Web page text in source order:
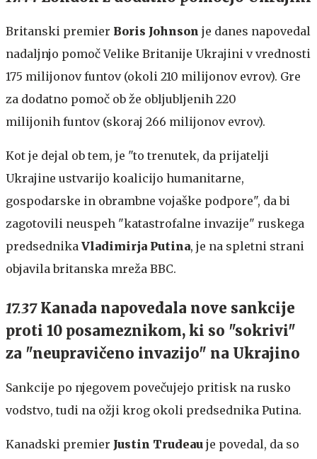
Britanski premier Boris Johnson je danes napovedal
nadaljnjo pomoč Velike Britanije Ukrajini v vrednosti
175 milijonov funtov (okoli 210 milijonov evrov). Gre
za dodatno pomoč ob že obljubljenih 220
milijonih funtov (skoraj 266 milijonov evrov).
Kot je dejal ob tem, je "to trenutek, da prijatelji
Ukrajine ustvarijo koalicijo humanitarne,
gospodarske in obrambne vojaške podpore", da bi
zagotovili neuspeh "katastrofalne invazije" ruskega
predsednika Vladimirja Putina, je na spletni strani
objavila britanska mreža BBC.
17.37Kanada napovedala nove sankcije
proti 10 posameznikom, ki so "sokrivi"
za "neupravičeno invazijo" na Ukrajino
Sankcije po njegovem povečujejo pritisk na rusko
vodstvo, tudi na ožji krog okoli predsednika Putina.
Kanadski premier Justin Trudeau je povedal, da so